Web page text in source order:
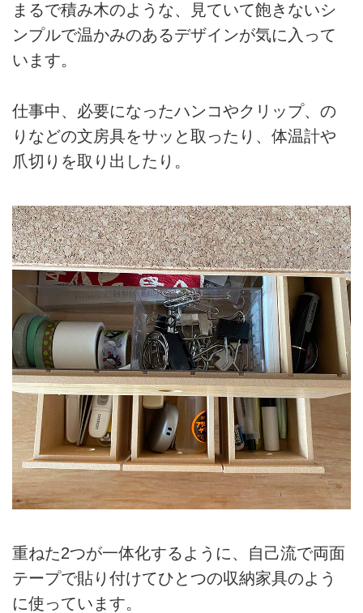
まるで積み木のような、見ていて飽きないシ
ンプルで温かみのあるデザインが気に入って
います。
仕事中、必要になったハンコやクリップ、の
りなどの文房具をサッと取ったり、体温計や
爪切りを取り出したり。
重ねた2つが一体化するように、自己流で両面
テープで貼り付けてひとつの収納家具のよう
に使っています。